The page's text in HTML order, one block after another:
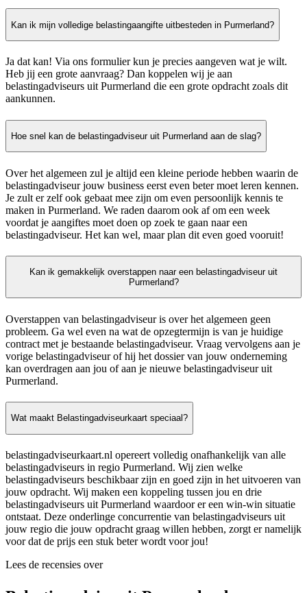
Kan ik mijn volledige belastingaangifte uitbesteden in Purmerland?
Ja dat kan! Via ons formulier kun je precies aangeven wat je wilt.
Heb jij een grote aanvraag? Dan koppelen wij je aan
belastingadviseurs uit Purmerland die een grote opdracht zoals dit
aankunnen.
Hoe snel kan de belastingadviseur uit Purmerland aan de slag?
Over het algemeen zul je altijd een kleine periode hebben waarin de
belastingadviseur jouw business eerst even beter moet leren kennen.
Je zult er zelf ook gebaat mee zijn om even persoonlijk kennis te
maken in Purmerland. We raden daarom ook af om een week
voordat je aangiftes moet doen op zoek te gaan naar een
belastingadviseur. Het kan wel, maar plan dit even goed vooruit!
Kan ik gemakkelijk overstappen naar een belastingadviseur uit
Purmerland?
Overstappen van belastingadviseur is over het algemeen geen
probleem. Ga wel even na wat de opzegtermijn is van je huidige
contract met je bestaande belastingadviseur. Vraag vervolgens aan je
vorige belastingadviseur of hij het dossier van jouw onderneming
kan overdragen aan jou of aan je nieuwe belastingadviseur uit
Purmerland.
Wat maakt Belastingadviseurkaart speciaal?
belastingadviseurkaart.nl opereert volledig onafhankelijk van alle
belastingadviseurs in regio Purmerland. Wij zien welke
belastingadviseurs beschikbaar zijn en goed zijn in het uitvoeren van
jouw opdracht. Wij maken een koppeling tussen jou en drie
belastingadviseurs uit Purmerland waardoor er een win-win situatie
ontstaat. Deze onderlinge concurrentie van belastingadviseurs uit
jouw regio die jouw opdracht graag willen hebben, zorgt er namelijk
voor dat de prijs een stuk beter wordt voor jou!
Lees de recensies over